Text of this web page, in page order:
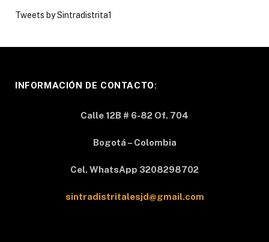
Tweets by Sintradistrita1
INFORMACIÓN DE CONTACTO:
Calle 12B # 6-82 Of. 704
Bogotá – Colombia
Cel. WhatsApp 3208298702
sintradistritalesjd@gmail.com